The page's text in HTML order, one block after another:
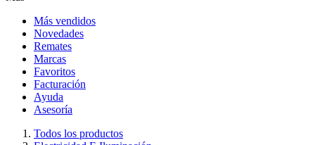
Más vendidos
Novedades
Remates
Marcas
Favoritos
Facturación
Ayuda
Asesoría
Todos los productos